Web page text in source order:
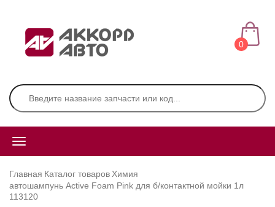
0
Главная Каталог товаров Химия
автошампунь Active Foam Pink для б/контактной мойки 1л
113120